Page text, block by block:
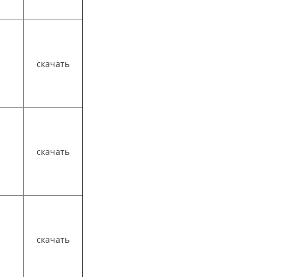
скачать
скачать
скачать